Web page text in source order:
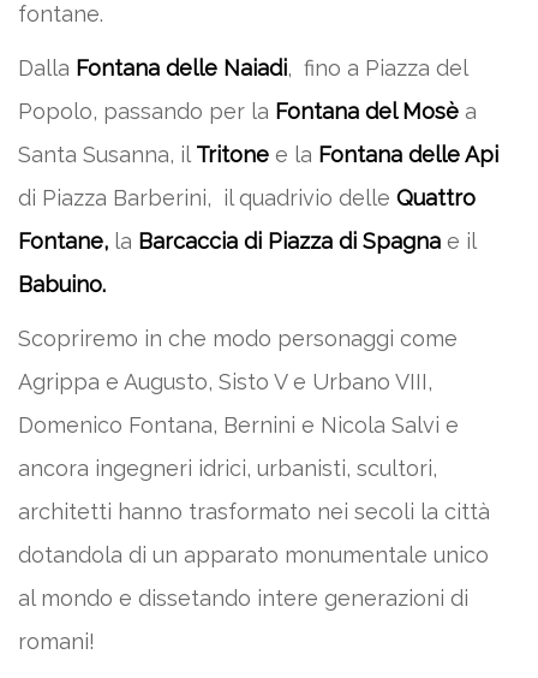
fontane.
Dalla Fontana delle Naiadi, fino a Piazza del
Popolo, passando per la Fontana del Mosè a
Santa Susanna, il Tritone e la Fontana delle Api
di Piazza Barberini, il quadrivio delle Quattro
Fontane, la Barcaccia di Piazza di Spagna e il
Babuino.
Scopriremo in che modo personaggi come
Agrippa e Augusto, Sisto V e Urbano VIII,
Domenico Fontana, Bernini e Nicola Salvi e
ancora ingegneri idrici, urbanisti, scultori,
architetti hanno trasformato nei secoli la città
dotandola di un apparato monumentale unico
al mondo e dissetando intere generazioni di
romani!